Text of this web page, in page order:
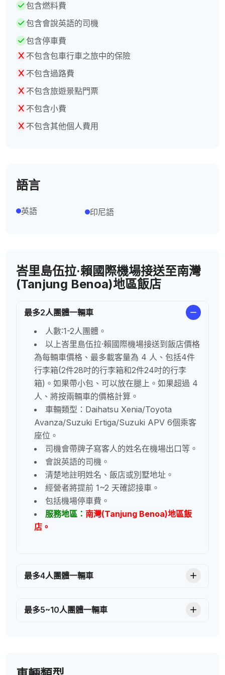
包含燃料費
包含會說英語的司機
包含停車費
不包含包車行車之旅中的保險
不包含過路費
不包含旅遊景點門票
不包含小費
不包含其他個人費用
語言
英語 印尼語
峇里島伍拉·賴國際機場接送至南灣
(Tanjung Benoa)地區飯店
最多2人團體一輛車
人數:1-2人團體。
以上峇里島伍拉·賴國際機場接送到飯店價格
為每輛車價格、最多載客量為 4 人、包括4件
行李箱(2件28吋的行李箱和2件24吋的行李
箱)。如果帶小包、可以放在腿上。如果超過 4
人、將按兩輛車的價格計算。
車輛類型：Daihatsu Xenia/Toyota
Avanza/Suzuki Ertiga/Suzuki APV 6個乘客
座位。
司機會帶牌子寫客人的姓名在機場出口等。
會說英語的司機。
清楚地註明姓名、飯店或別墅地址。
經營者將提前 1~2 天確認接車。
包括機場停車費。
服務地區： 南灣(Tanjung Benoa)地區飯
店。
最多4人團體一輛車
最多5~10人團體一輛車